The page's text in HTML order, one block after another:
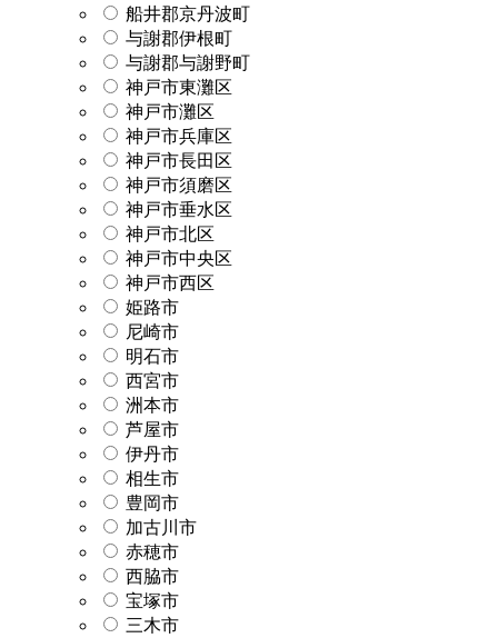
船井郡京丹波町
与謝郡伊根町
与謝郡与謝野町
神戸市東灘区
神戸市灘区
神戸市兵庫区
神戸市長田区
神戸市須磨区
神戸市垂水区
神戸市北区
神戸市中央区
神戸市西区
姫路市
尼崎市
明石市
西宮市
洲本市
芦屋市
伊丹市
相生市
豊岡市
加古川市
赤穂市
西脇市
宝塚市
三木市